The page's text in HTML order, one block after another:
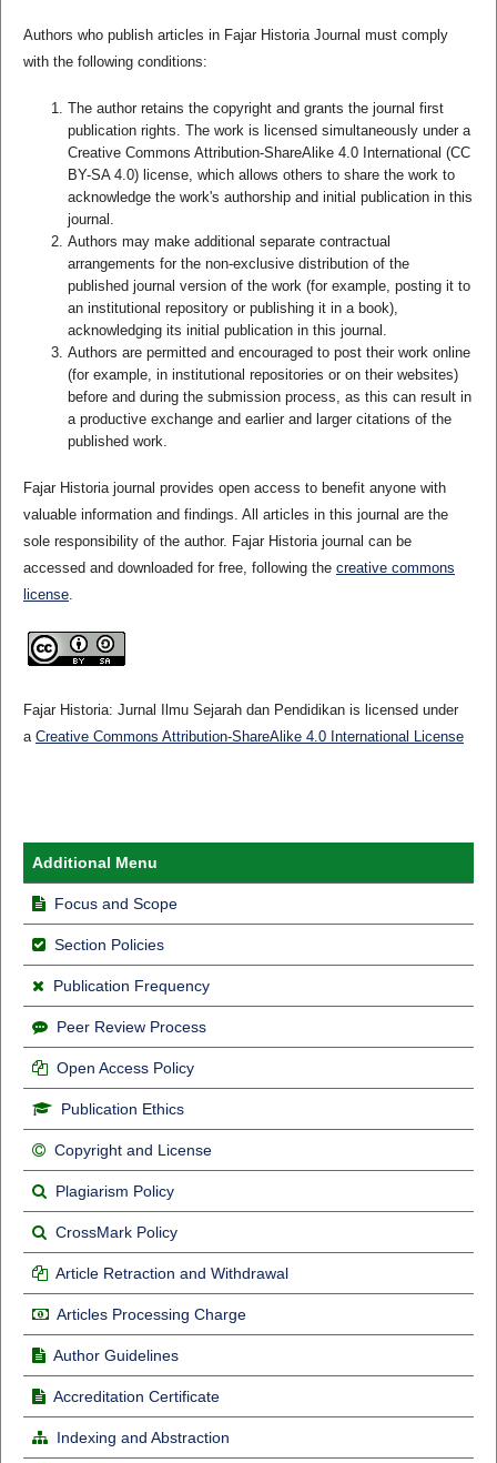
Authors who publish articles in Fajar Historia Journal must comply
with the following conditions:
The author retains the copyright and grants the journal first
publication rights. The work is licensed simultaneously under a
Creative Commons Attribution-ShareAlike 4.0 International (CC
BY-SA 4.0) license, which allows others to share the work to
acknowledge the work's authorship and initial publication in this
journal.
Authors may make additional separate contractual
arrangements for the non-exclusive distribution of the
published journal version of the work (for example, posting it to
an institutional repository or publishing it in a book),
acknowledging its initial publication in this journal.
Authors are permitted and encouraged to post their work online
(for example, in institutional repositories or on their websites)
before and during the submission process, as this can result in
a productive exchange and earlier and larger citations of the
published work.
Fajar Historia journal provides open access to benefit anyone with
valuable information and findings. All articles in this journal are the
sole responsibility of the author. Fajar Historia journal can be
accessed and downloaded for free, following the creative commons
license.
Fajar Historia: Jurnal Ilmu Sejarah dan Pendidikan is licensed under
a Creative Commons Attribution-ShareAlike 4.0 International License
Additional Menu
Focus and Scope
Section Policies
Publication Frequency
Peer Review Process
Open Access Policy
Publication Ethics
Copyright and License
Plagiarism Policy
CrossMark Policy
Article Retraction and Withdrawal
Articles Processing Charge
Author Guidelines
Accreditation Certificate
Indexing and Abstraction